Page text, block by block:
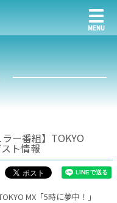
ー番組】TOKYO
ト情報
MX「5時に夢中！」